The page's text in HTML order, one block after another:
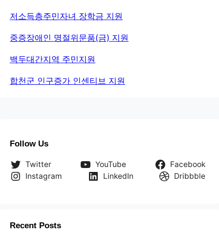
저소득층주민자녀 장학금 지원
중증장애인 명절위문품(금) 지원
백두대간지역 주민지원
합천군 인구증가 인센티브 지원
Follow Us
Twitter YouTube
Facebook
Instagram
LinkedIn Dribbble
Recent Posts